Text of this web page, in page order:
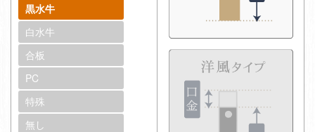
黒水牛
白水牛
合板
PC
特殊
無し